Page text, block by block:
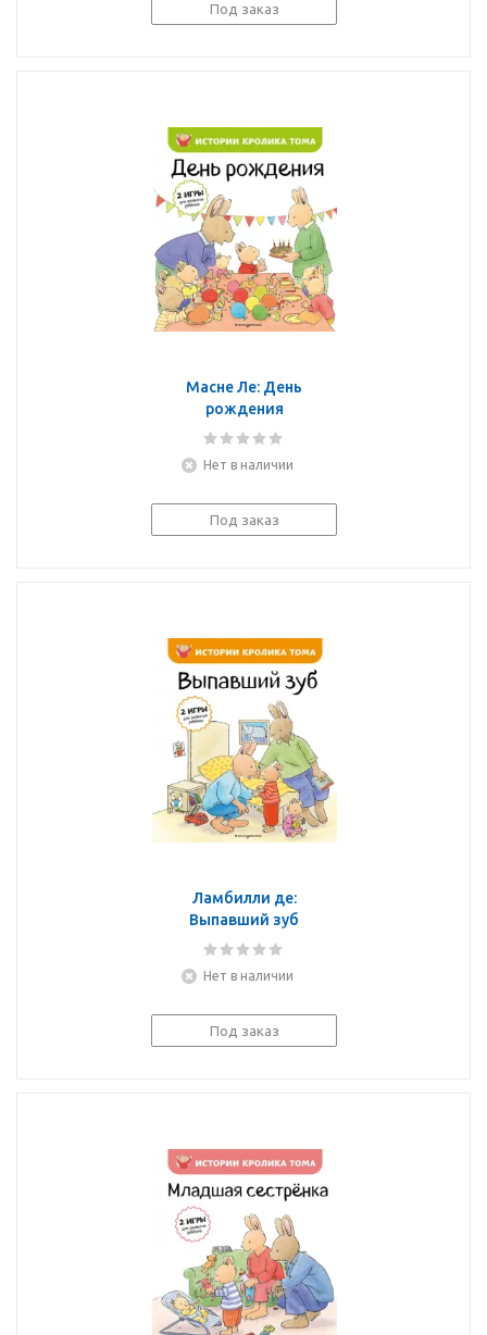
Под заказ
Масне Ле: День
рождения
Нет в наличии
Под заказ
Ламбилли де:
Выпавший зуб
Нет в наличии
Под заказ